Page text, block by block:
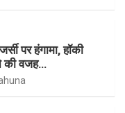
पर हंगामा, हॉकी
की वजह…